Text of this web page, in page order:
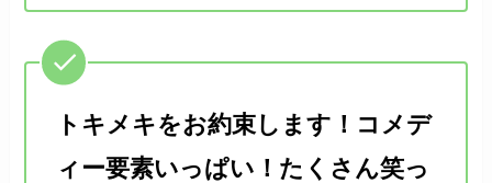
トキメキをお約束します！コメデ
ィー要素いっぱい！たくさん笑っ